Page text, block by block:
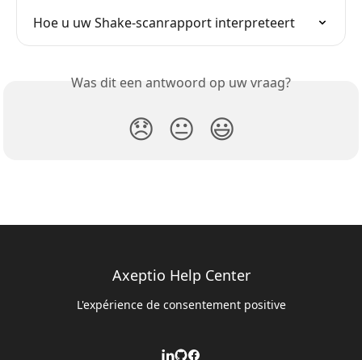
Hoe u uw Shake-scanrapport interpreteert
Was dit een antwoord op uw vraag?
😞 😐 😃
Axeptio Help Center
L'expérience de consentement positive